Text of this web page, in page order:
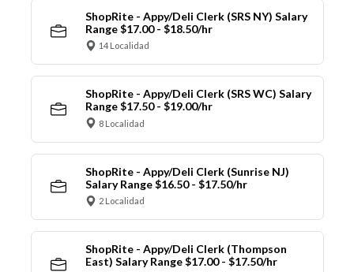
ShopRite - Appy/Deli Clerk (SRS NY) Salary
Range $17.00 - $18.50/hr
14 Localidad
ShopRite - Appy/Deli Clerk (SRS WC) Salary
Range $17.50 - $19.00/hr
8 Localidad
ShopRite - Appy/Deli Clerk (Sunrise NJ)
Salary Range $16.50 - $17.50/hr
2 Localidad
ShopRite - Appy/Deli Clerk (Thompson
East) Salary Range $17.00 - $17.50/hr